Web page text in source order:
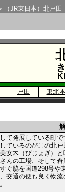
（JR東日本）北戸田
戸田 ← 東北
て発展している町で
ているのがこの北戸
女木（びじょぎ）と
んの工場、そして倉
ぐ脇を国道298号や
交通の便も良く物流